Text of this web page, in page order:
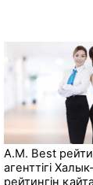
A.M. Best
агенттігі
рейтингін